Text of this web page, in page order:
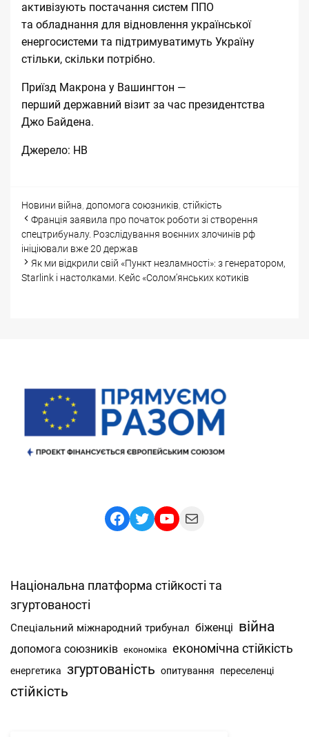
активізують постачання систем ППО
та обладнання для відновлення української
енергосистеми та підтримуватимуть Україну
стільки, скільки потрібно.
Приїзд Макрона у Вашингтон —
перший державний візит за час президентства
Джо Байдена.
Джерело: НВ
Categories
Новини Tags
війна, допомога союзників, стійкість
Post
navigation
Франція заявила про початок роботи зі створення
спецтрибуналу. Розслідування воєнних злочинів рф
ініціювали вже 20 держав
Як ми відкрили свій «Пункт незламності»: з генератором,
Starlink і настолками. Кейс «Солом’янських котиків
Facebook
TwitterYouTube
Mail
Національна платформа стійкості та
згуртованості
Спеціальний міжнародний трибунал біженці війна
допомога союзників економіка економічна стійкість
енергетика згуртованість опитування переселенці
стійкість